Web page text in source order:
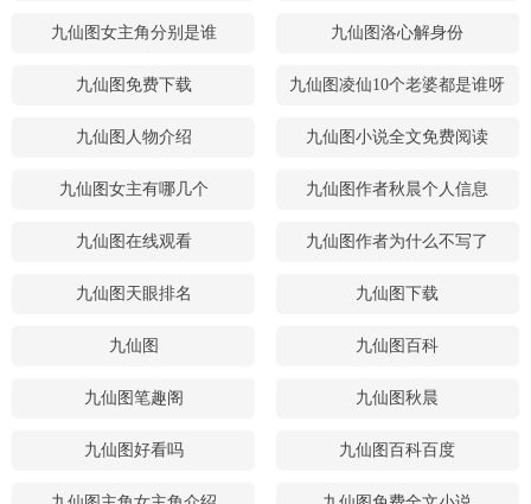
九仙图女主角分别是谁 九仙图洛心解身份
九仙图免费下载 九仙图凌仙10个老婆都是谁呀
九仙图人物介绍 九仙图小说全文免费阅读
九仙图女主有哪几个 九仙图作者秋晨个人信息
九仙图在线观看 九仙图作者为什么不写了
九仙图天眼排名 九仙图下载
九仙图 九仙图百科
九仙图笔趣阁 九仙图秋晨
九仙图好看吗 九仙图百科百度